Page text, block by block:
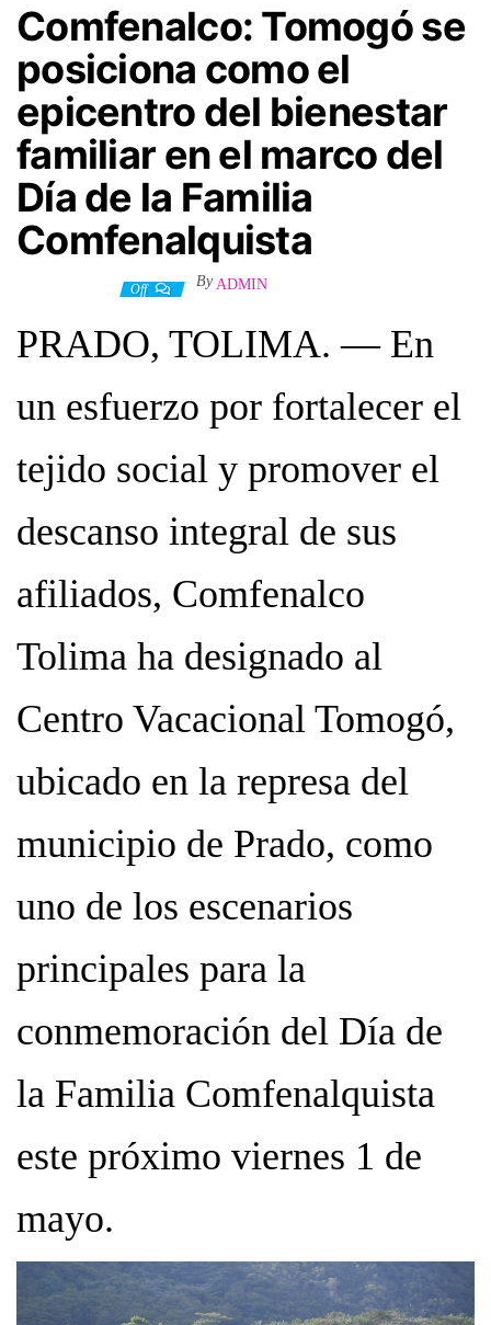
Comfenalco: Tomogó se
posiciona como el
epicentro del bienestar
familiar en el marco del
Día de la Familia
Comfenalquista
Off By ADMIN
PRADO, TOLIMA. — En
un esfuerzo por fortalecer el
tejido social y promover el
descanso integral de sus
afiliados, Comfenalco
Tolima ha designado al
Centro Vacacional Tomogó,
ubicado en la represa del
municipio de Prado, como
uno de los escenarios
principales para la
conmemoración del Día de
la Familia Comfenalquista
este próximo viernes 1 de
mayo.